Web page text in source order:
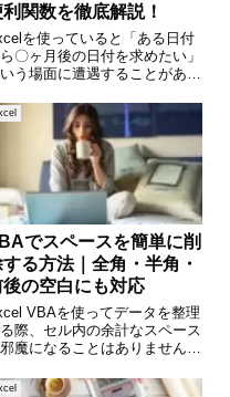
関数を徹底解説！
を使っていると「ある日付
〇ヶ月後の日付を求めたい」
う場面に遭遇することがあり
満期日、ローン返済スケジュ
など、月単位で日付を計算し
い場合に便利なのが「EDATE
数」です。本記事ではE
でスペースを簡単に削
する方法｜全角・半角・
後の空白にも対応
VBAを使ってデータを整理
際、セル内の余計なスペース
魔になることはありません
が混じっていると関数では処